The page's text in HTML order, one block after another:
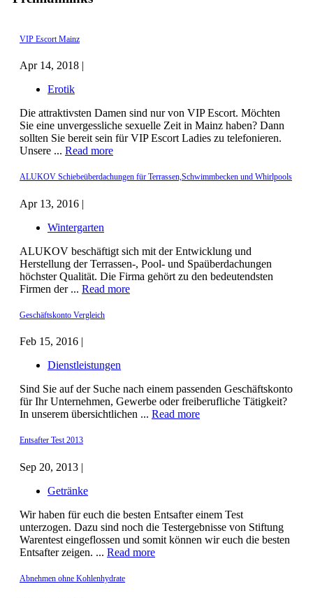
VIP Escort Mainz
Apr 14, 2018 |
Erotik
Die attraktivsten Damen sind nur von VIP Escort. Möchten
Sie eine unvergessliche sexuelle Zeit in Mainz haben? Dann
sollten Sie bereit sein für VIP Escort Ladies zu telefonieren.
Unsere ... Read more
ALUKOV Schiebeüberdachungen für Terrassen,Schwimmbecken und Whirlpools
Apr 13, 2016 |
Wintergarten
ALUKOV beschäftigt sich mit der Entwicklung und
Herstellung der Terrassen-, Pool- und Spaüberdachungen
höchster Qualität. Die Firma gehört zu den bedeutendsten
Firmen der ... Read more
Geschäftskonto Vergleich
Feb 15, 2016 |
Dienstleistungen
Sind Sie auf der Suche nach einem passenden Geschäftskonto
für Ihr Unternehmen, Gewerbe oder freiberufliche Tätigkeit?
In unserem übersichtlichen ... Read more
Entsafter Test 2013
Sep 20, 2013 |
Getränke
Wir haben für euch die besten Entsafter einem Test
unterzogen. Dazu sind noch die Testergebnisse von Stiftung
Warentest eingeflossen und somit können wir euch die besten
Entsafter zeigen. ... Read more
Abnehmen ohne Kohlenhydrate